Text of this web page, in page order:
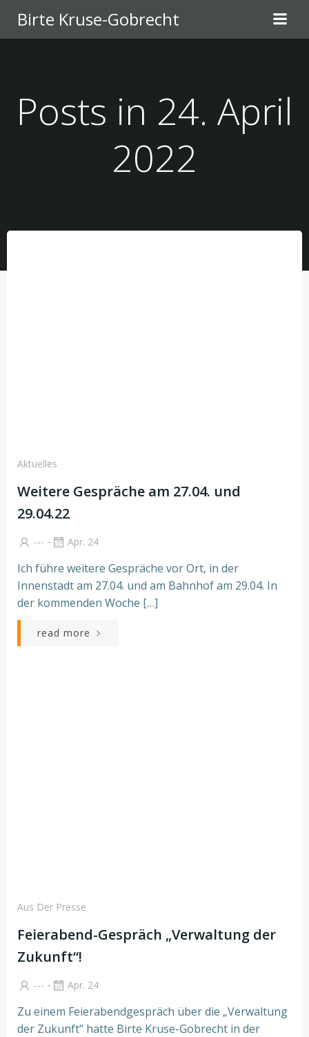
Inhalt
springen
Birte Kruse-Gobrecht
Posts in 24. April
2022
Aktuelles
Weitere Gespräche am 27.04. und
29.04.22
--- - Apr. 24
Ich führe weitere Gespräche vor Ort, in der
Innenstadt am 27.04. und am Bahnhof am 29.04. In
der kommenden Woche […]
read more
Aus Der Presse
Feierabend-Gespräch „Verwaltung der
Zukunft“!
--- - Apr. 24
Zu einem Feierabendgespräch über die „Verwaltung
der Zukunft“ hatte Birte Kruse-Gobrecht in der